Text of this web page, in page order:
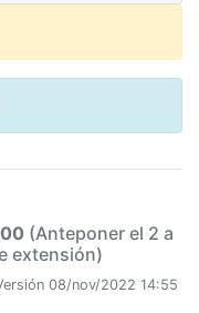
(Anteponer el 2 a
extensión)
08/nov/2022 14:55